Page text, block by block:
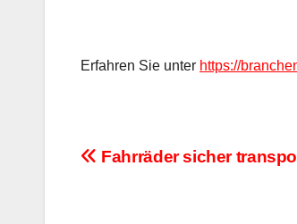
Erfahren Sie unter https://
Fahrräder sicher